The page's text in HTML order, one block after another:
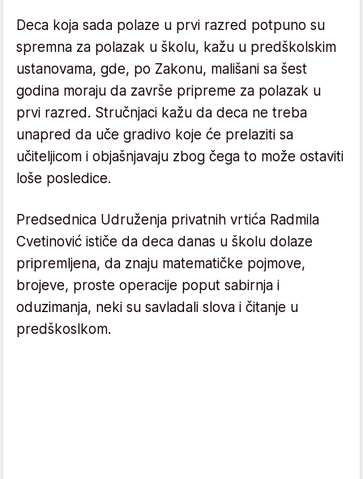
Deca koja sada polaze u prvi razred potpuno su
spremna za polazak u školu, kažu u predškolskim
ustanovama, gde, po Zakonu, mališani sa šest
godina moraju da završe pripreme za polazak u
prvi razred. Stručnjaci kažu da deca ne treba
unapred da uče gradivo koje će prelaziti sa
učiteljicom i objašnjavaju zbog čega to može ostaviti
loše posledice.
Predsednica Udruženja privatnih vrtića Radmila
Cvetinović ističe da deca danas u školu dolaze
pripremljena, da znaju matematičke pojmove,
brojeve, proste operacije poput sabirnja i
oduzimanja, neki su savladali slova i čitanje u
predškoslkom.